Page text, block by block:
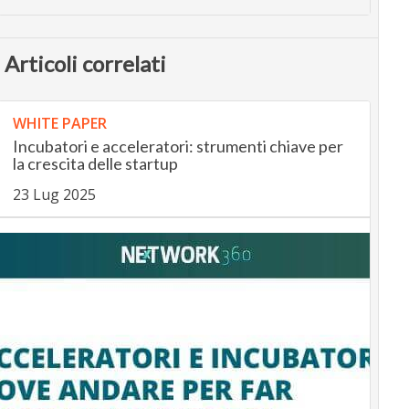
Articoli correlati
WHITE PAPER
Incubatori e acceleratori: strumenti chiave per
la crescita delle startup
23 Lug 2025